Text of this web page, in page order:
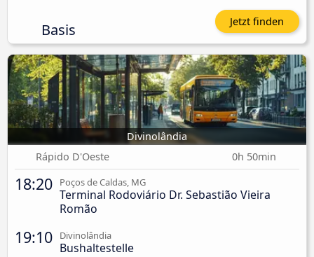
Basis Jetzt finden
Divinolândia
Rápido D'Oeste
0h 50min
18:20 Poços de Caldas, MG
Terminal Rodoviário Dr. Sebastião Vieira
Romão
19:10 Divinolândia
Bushaltestelle